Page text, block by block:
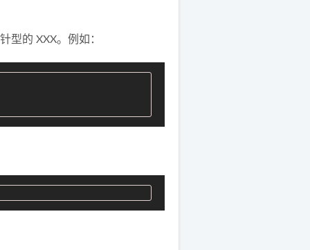
型的 XXX。例如：